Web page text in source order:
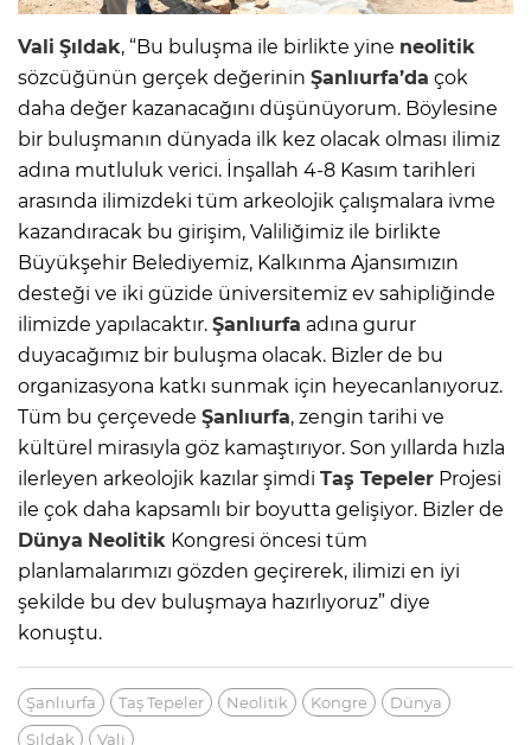
Vali Şıldak, “Bu buluşma ile birlikte yine neolitik
sözcüğünün gerçek değerinin Şanlıurfa’da çok
daha değer kazanacağını düşünüyorum. Böylesine
bir buluşmanın dünyada ilk kez olacak olması ilimiz
adına mutluluk verici. İnşallah 4-8 Kasım tarihleri
arasında ilimizdeki tüm arkeolojik çalışmalara ivme
kazandıracak bu girişim, Valiliğimiz ile birlikte
Büyükşehir Belediyemiz, Kalkınma Ajansımızın
desteği ve iki güzide üniversitemiz ev sahipliğinde
ilimizde yapılacaktır. Şanlıurfa adına gurur
duyacağımız bir buluşma olacak. Bizler de bu
organizasyona katkı sunmak için heyecanlanıyoruz.
Tüm bu çerçevede Şanlıurfa, zengin tarihi ve
kültürel mirasıyla göz kamaştırıyor. Son yıllarda hızla
ilerleyen arkeolojik kazılar şimdi Taş Tepeler Projesi
ile çok daha kapsamlı bir boyutta gelişiyor. Bizler de
Dünya Neolitik Kongresi öncesi tüm
planlamalarımızı gözden geçirerek, ilimizi en iyi
şekilde bu dev buluşmaya hazırlıyoruz” diye
konuştu.
Şanlıurfa Taş Tepeler Neolitik Kongre
Dünya
Şıldak
Vali